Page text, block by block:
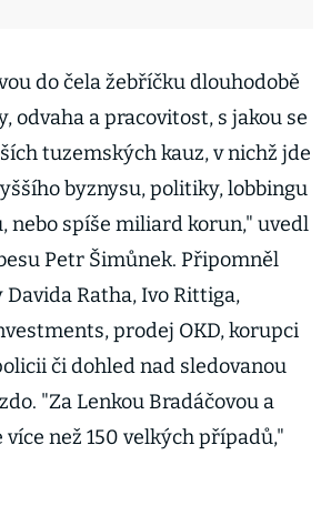
do čela žebříčku dlouhodobě
odvaha a pracovitost, s jakou se
tuzemských kauz, v nichž jde
byznysu, politiky, lobbingu
nebo spíše miliard korun," uvedl
Petr Šimůnek. Připomněl
Ratha, Ivo Rittiga,
prodej OKD, korupci
či dohled nad sledovanou
"Za Lenkou Bradáčovou a
než 150 velkých případů,"